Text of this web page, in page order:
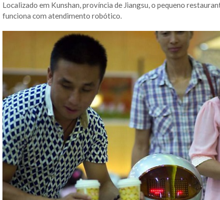
Localizado em Kunshan, província de Jiangsu, o pequeno
funciona com atendimento robótico.